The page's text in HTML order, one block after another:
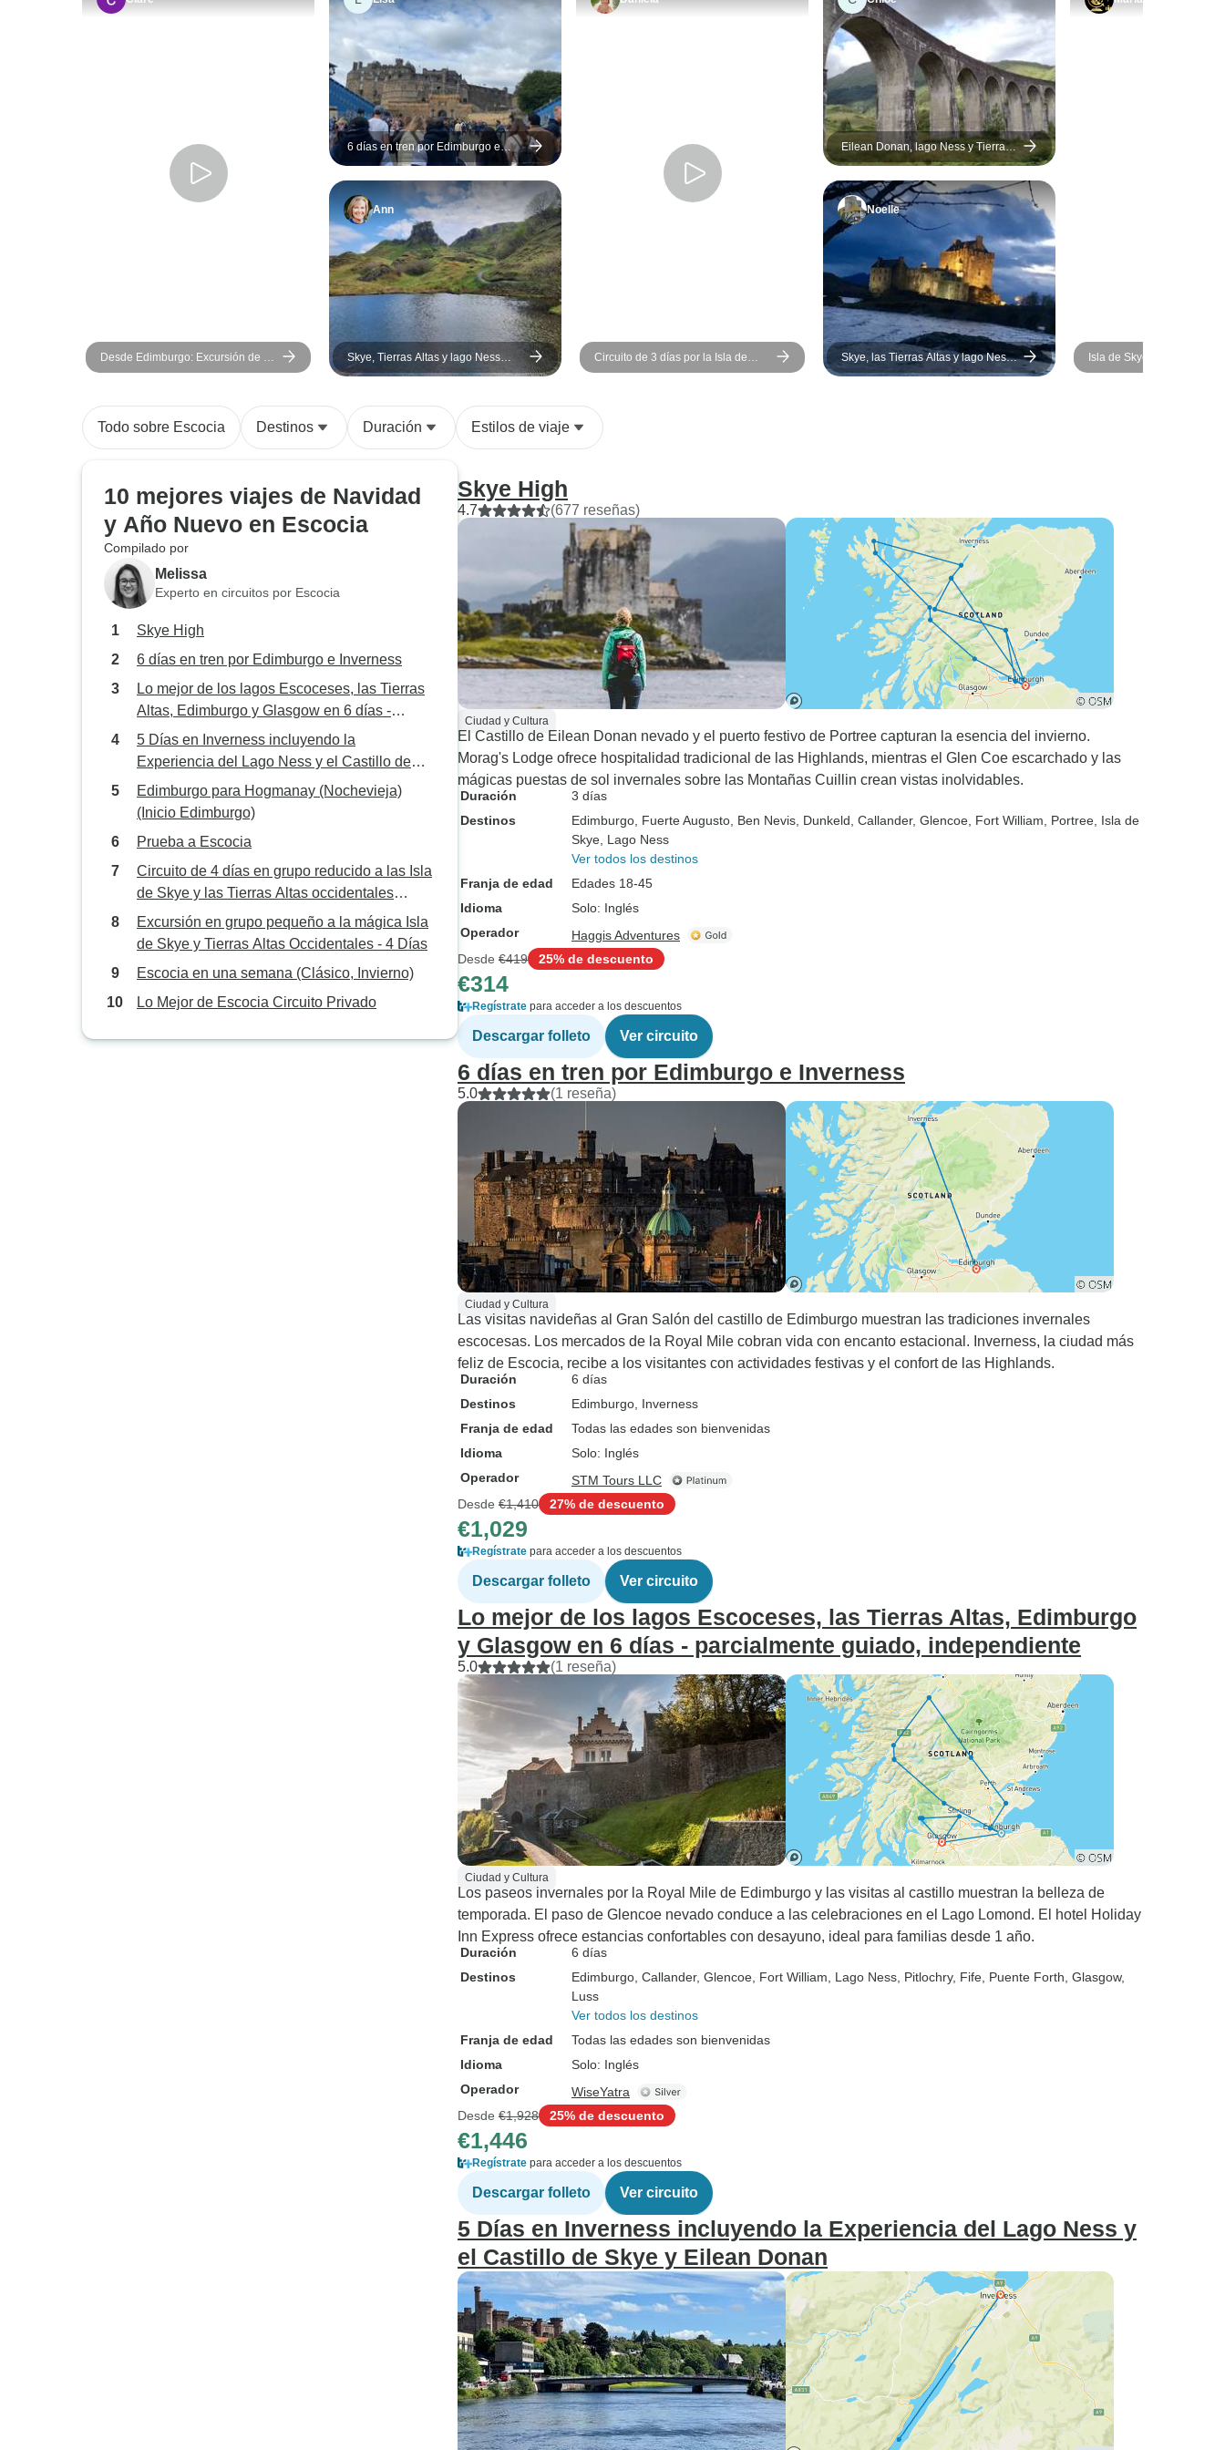
serviciales. La segunda
habitación era estupenda.
Pero el desayuno no era tan
bueno. Los anfitriones fueron
maravillosos. El check-in en
la estación de tren no fue
como se había indicado. El
personal de Rabbis era poco
atento y no éramos
conscientes de que
estábamos en una excursión
de Rabbis.
Desde Edimburgo: Excursión de 1
día al Lago Ness, Glen Coe y las
6 días en tren por Edimburgo e
Inverness
Ann
Skye, Tierras Altas y lago Ness
desde Glasgow
Circuito de 3 días por la Isla de
Skye en grupo reducido desde
Eilean Donan, lago Ness y Tierras
Altas del noroeste - desde Glasgow
Noelle
Skye, las Tierras Altas y lago Ness
desde Edimburgo
Isla de Skye y las Tierras
Todo sobre Escocia Destinos Duración Estilos de viaje
10 mejores viajes de Navidad
y Año Nuevo en Escocia
Compilado por
Melissa
Experto en circuitos por Escocia
Skye High
6 días en tren por Edimburgo e Inverness
Lo mejor de los lagos Escoceses, las Tierras
Altas, Edimburgo y Glasgow en 6 días -
parcialmente guiado, independiente
5 Días en Inverness incluyendo la
Experiencia del Lago Ness y el Castillo de
Skye y Eilean Donan
Edimburgo para Hogmanay (Nochevieja)
(Inicio Edimburgo)
Prueba a Escocia
Circuito de 4 días en grupo reducido a las Isla
de Skye y las Tierras Altas occidentales
desde Edimburgo
Excursión en grupo pequeño a la mágica Isla
de Skye y Tierras Altas Occidentales - 4 Días
Escocia en una semana (Clásico, Invierno)
Lo Mejor de Escocia Circuito Privado
Skye High
4.7 (677 reseñas)
Ciudad y Cultura
El Castillo de Eilean Donan nevado y el puerto festivo de Portree capturan la esencia del invierno.
Morag's Lodge ofrece hospitalidad tradicional de las Highlands, mientras el Glen Coe escarchado y las
mágicas puestas de sol invernales sobre las Montañas Cuillin crean vistas inolvidables.
Duración
3 días
Destinos
Edimburgo , Fuerte Augusto , Ben Nevis , Dunkeld , Callander, Glencoe , Fort William , Portree , Isla de
Skye , Lago Ness
Ver todos los destinos
Franja de edad
Edades 18-45
Idioma
Solo: Inglés
Operador
Haggis Adventures
Desde €419 25% de descuento
€314
Regístrate para acceder a los descuentos
Descargar folleto Ver circuito
6 días en tren por Edimburgo e Inverness
5.0 (1 reseña)
Ciudad y Cultura
Las visitas navideñas al Gran Salón del castillo de Edimburgo muestran las tradiciones invernales
escocesas. Los mercados de la Royal Mile cobran vida con encanto estacional. Inverness, la ciudad más
feliz de Escocia, recibe a los visitantes con actividades festivas y el confort de las Highlands.
Duración
6 días
Destinos
Edimburgo , Inverness
Franja de edad
Todas las edades son bienvenidas
Idioma
Solo: Inglés
Operador
STM Tours LLC
Desde €1,410 27% de descuento
€1,029
Regístrate para acceder a los descuentos
Descargar folleto Ver circuito
Lo mejor de los lagos Escoceses, las Tierras Altas, Edimburgo
y Glasgow en 6 días - parcialmente guiado, independiente
5.0 (1 reseña)
Ciudad y Cultura
Los paseos invernales por la Royal Mile de Edimburgo y las visitas al castillo muestran la belleza de
temporada. El paso de Glencoe nevado conduce a las celebraciones en el Lago Lomond. El hotel Holiday
Inn Express ofrece estancias confortables con desayuno, ideal para familias desde 1 año.
Duración
6 días
Destinos
Edimburgo , Callander, Glencoe , Fort William , Lago Ness , Pitlochry, Fife , Puente Forth , Glasgow,
Luss
Ver todos los destinos
Franja de edad
Todas las edades son bienvenidas
Idioma
Solo: Inglés
Operador
WiseYatra
Desde €1,928 25% de descuento
€1,446
Regístrate para acceder a los descuentos
Descargar folleto Ver circuito
5 Días en Inverness incluyendo la Experiencia del Lago Ness y
el Castillo de Skye y Eilean Donan